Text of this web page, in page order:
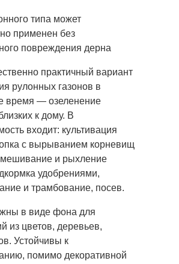
типа может
применен без
повреждения дерна
практичный вариант
рулонных газонов в
время — озеленение
к дому. В
входит: культивация
с вырыванием корневищ
и рыхление
удобрениями,
и трамбование, посев.
в виде фона для
из цветов, деревьев,
Устойчивы к
помимо декоративной